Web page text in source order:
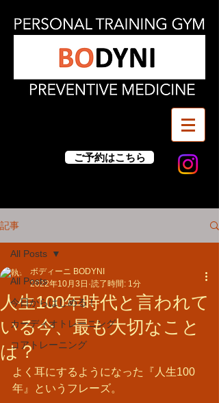
ご予約はこちら
記事
All Posts
今日からはじめる！
カーディオトレーニング
コアトレーニング
All Posts
人生100年時代と言われて
いる今、最も大切なこと
は？
ボディーニ BODYNI
2022年10月3日 読了時間: 1分
よく耳にするようになった『人生100
年』というフレーズ。